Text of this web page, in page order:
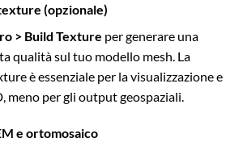
(opzionale)
> Build Texture per generare una
qualità sul tuo modello mesh. La
è essenziale per la visualizzazione e
meno per gli output geospaziali.
e ortomosaico